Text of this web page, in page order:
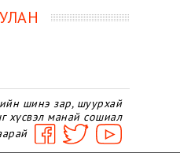
шинэ зар, шуурхай
хүсвэл манай сошиал